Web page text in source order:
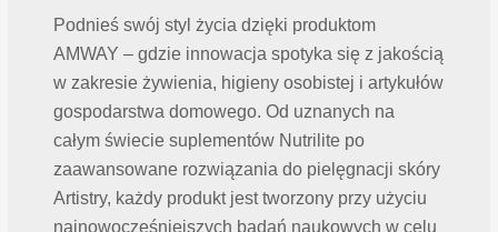
Podnieś swój styl życia dzięki produktom
AMWAY – gdzie innowacja spotyka się z jakością
w zakresie żywienia, higieny osobistej i artykułów
gospodarstwa domowego. Od uznanych na
całym świecie suplementów Nutrilite po
zaawansowane rozwiązania do pielęgnacji skóry
Artistry, każdy produkt jest tworzony przy użyciu
najnowocześniejszych badań naukowych w celu